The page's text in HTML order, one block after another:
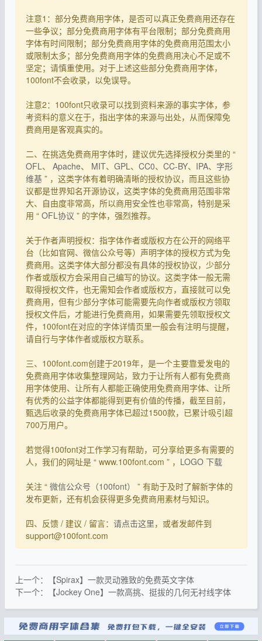
注意1：部分免费商用字体，是否可以真正免费商用还存在
一些争议；部分免费商用字体有平台限制；部分免费商用
字体有时间限制；部分免费商用字体的免费商用范围太小
或限制太多；部分免费商用字体的免费商用决心不足或不
坚定；请慎重使用。对于上述这些部分免费商用字体，
100font不会收录，以免误导。
注意2：100font只收录可以找到资料来源的事实字体，参
考资料的意义在于，指出字体的来源与出处，从而保障免
费商用是客观真实的。
二、在挑选免费商用字体时，建议优先选择授权分类里的 “
OFL 、 Apache、 MIT、 GPL 、 CC0、 CC-BY、 IPA、 字形
维基 ” ，这类字体有着明确清晰的授权协议，而且这些协
议都是世界知名开源协议，这类字体的免费商用范围非常
大、自由度非常高，所以商用安全性也非常高，特别是采
用 “ OFL协议 ” 的字体，强烈推荐。
关于作者声明授权：指字体作者或版权方在公开的网络平
台（比如官网、微信公众号等）声明字体的授权方式为免
费商用。这类字体大部分都没有具体的授权协议，少部分
作者或版权方会采用自己编写的协议。这类字体一般无需
取得授权文件，也无需知会作者或版权方，直接就可以免
费商用，但有少部分字体可能需要先向作者或版权方领取
授权文件后，才能进行免费商用，如果需要先领取授权文
件，100font在对应的字体详情页里一般会有注明与提醒，
请自行与字体作者或版权方联系。
三、100font.com创建于2019年，是一个主要靠爱发电的
免费商用字体收集整理网站，致力于让所有人都有免费商
用字体使用、让所有人都能正确使用免费商用字体、让所
有优秀的公益字体都能得到更有价值的传播，截至目前，
甄选后收录的免费商用字体已超过1500款，已累计吸引超
700万用户。
若觉得100font对工作学习有帮助，可分享给更多有需要的
人，我们的网址是 “ www.100font.com ” ， LOGO 下载
关注 “ 微信公众号（100font）
” 有助于及时了解新字体的
发布更新，还有机会获得更多免费商用素材与知识。
四、反馈 / 建议 / 留言： 请点击这里，或者发邮件到
support@100font.com
上一个：【Spirax】一款灵动雅致的免费英文字体
下一个：【Jockey One】一款高挑、挺拔的几何无衬线字体